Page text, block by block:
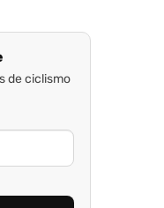
de ciclismo